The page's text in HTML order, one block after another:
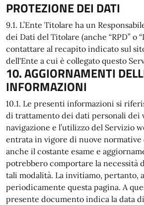
PROTEZIONE DEI DATI
9.1. L’Ente Titolare ha un
dei Dati del Titolare (anche “RPD” o
contattare al recapito indicato sul
dell'Ente a cui è collegato questo
10. AGGIORNAMENTI
INFORMAZIONI
10.1. Le presenti informazioni si
di trattamento dei dati personali dei
navigazione e l’utilizzo del Servizio
entrata in vigore di nuove normative
anche il costante esame e
potrebbero comportare la necessità
tali modalità. La invitiamo, pertanto,
periodicamente questa pagina. A
presente documento indica la data